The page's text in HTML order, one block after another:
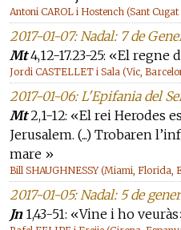
Antoni CAROL i Hostench (Sant
2017-01-07: Nadal: 7 de
Mt4,12-17.23-25: «El regne
Jordi CASTELLET i Sala (Vic,
2017-01-06: L'Epifania del
Mt2,1-12: «El rei Herodes
Jerusalem. (...) Trobaren
mare »
Bill SHAUGHNESSY (Miami, Florida,
2017-01-05: Nadal: 5 de gener
Jn1,43-51: «Vine i ho